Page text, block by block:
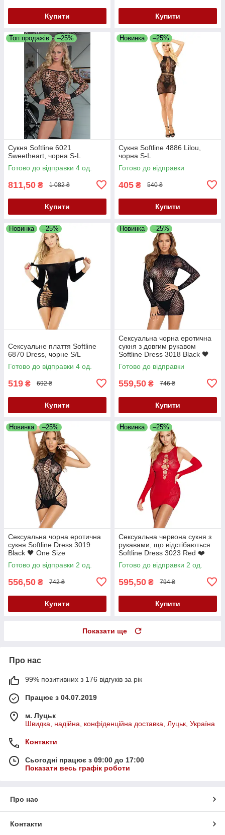
Купити Купити
Топ продажів –25%
Сукня Softline 6021
Sweetheart, чорна S-L
Готово до відправки 4 од.
811,50 ₴ 1 082 ₴
Купити
Новинка –25%
Сукня Softline 4886 Lilou,
чорна S-L
Готово до відправки
405 ₴ 540 ₴
Купити
Новинка –25%
Сексуальне плаття Softline
6870 Dress, чорне S/L
Готово до відправки 4 од.
519 ₴ 692 ₴
Купити
Новинка –25%
Сексуальна чорна еротична
сукня з довгим рукавом
Softline Dress 3018 Black 🖤
One Size
Готово до відправки
559,50 ₴ 746 ₴
Купити
Новинка –25%
Сексуальна чорна еротична
сукня Softline Dress 3019
Black 🖤 One Size
Готово до відправки 2 од.
556,50 ₴ 742 ₴
Купити
Новинка –25%
Сексуальна червона сукня з
рукавами, що відстібаються
Softline Dress 3023 Red ❤️
One Size
Готово до відправки 2 од.
595,50 ₴ 794 ₴
Купити
Показати ще
Про нас
99% позитивних з 176 відгуків за рік
Працює з 04.07.2019
м. Луцьк
Швидка, надійна, конфіденційна доставка, Луцьк, Україна
Контакти
Сьогодні працює з 09:00 до 17:00
Показати весь графік роботи
Про нас
Контакти